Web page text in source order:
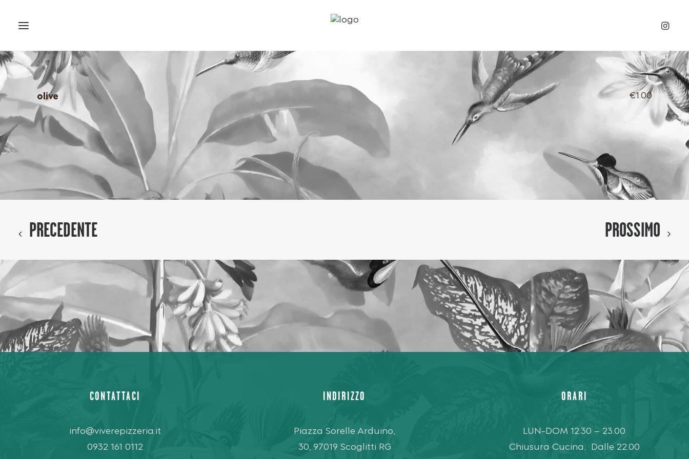
olive €1.00
PRECEDENTE PROSSIMO
CONTATTACI
info@viverepizzeria.it
0932 161 0112
INDIRIZZO
Piazza Sorelle Arduino,
30, 97019 Scoglitti RG
ORARI
LUN-DOM 12.30 – 23.00
Chiusura Cucina: Dalle 22.00